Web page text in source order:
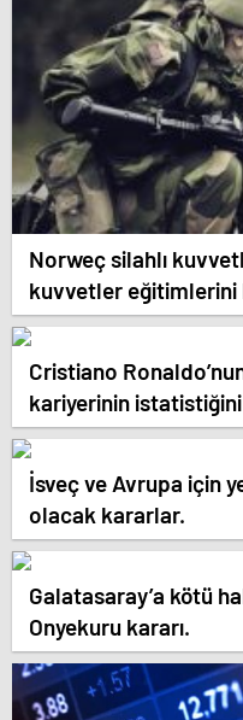
Norweç silahlı
kuvvetler eğitimlerini
Cristiano
kariyerinin istatistiğini
İsveç ve Avrupa için
olacak kararlar.
Galatasaray’a kötü
Onyekuru kararı.